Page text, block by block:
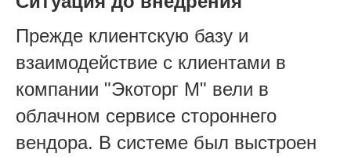
Прежде клиентскую базу и
взаимодействие с клиентами в
компании "Экоторг М" вели в
облачном сервисе стороннего
вендора. В системе был выстроен